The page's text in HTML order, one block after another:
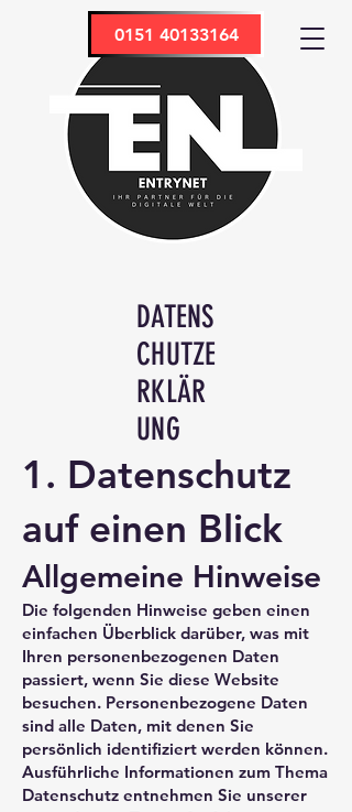
0151 40133164
DATENS
CHUTZE
RKLÄR
UNG
1. Datenschutz
auf einen Blick
Allgemeine Hinweise
Die folgenden Hinweise geben einen
einfachen Überblick darüber, was mit
Ihren personenbezogenen Daten
passiert, wenn Sie diese Website
besuchen. Personenbezogene Daten
sind alle Daten, mit denen Sie
persönlich identifiziert werden können.
Ausführliche Informationen zum Thema
Datenschutz entnehmen Sie unserer